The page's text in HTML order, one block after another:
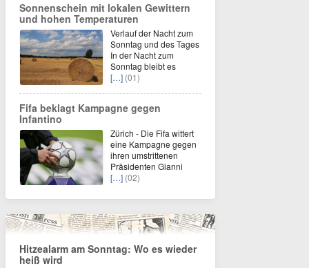
Sonnenschein mit lokalen Gewittern
und hohen Temperaturen
Verlauf der Nacht zum
Sonntag und des Tages
In der Nacht zum
Sonntag bleibt es
[…] (01)
Fifa beklagt Kampagne gegen
Infantino
Zürich - Die Fifa wittert
eine Kampagne gegen
ihren umstrittenen
Präsidenten Gianni
[…] (02)
Hitzealarm am Sonntag: Wo es wieder
heiß wird